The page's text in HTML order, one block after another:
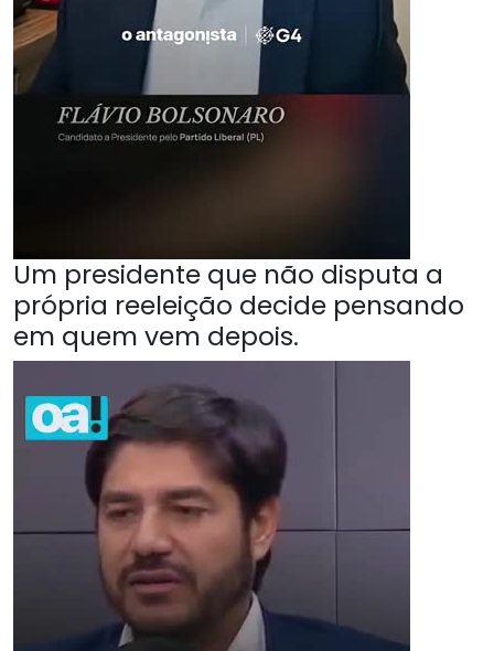
Um presidente que não disputa a
própria reeleição decide pensando
em quem vem depois.